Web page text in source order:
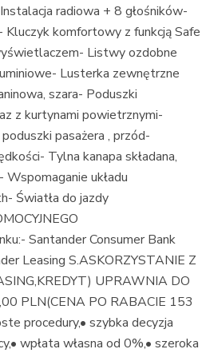
radiowa + 8 głośników-
Kluczyk komfortowy z funkcją Safe
Listwy ozdobne
Lusterka zewnętrzne
szara- Poduszki
z kurtynami powietrznymi-
pasażera , przód-
Tylna kanapa składana,
układu
Światła do jazdy
Santander Consumer Bank
Leasing S.ASKORZYSTANIE Z
UPRAWNIA DO
PLN(CENA PO RABACIE 153
procedury,• szybka decyzja
wpłata własna od 0%,• szeroka